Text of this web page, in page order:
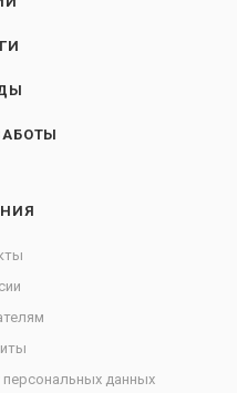
данных